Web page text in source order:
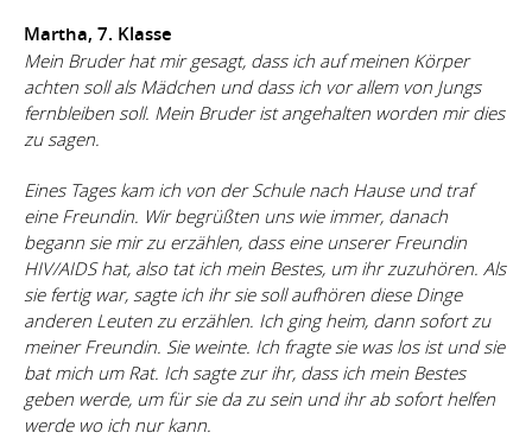
Martha, 7. Klasse
Mein Bruder hat mir gesagt, dass ich auf meinen Körper
achten soll als Mädchen und dass ich vor allem von Jungs
fernbleiben soll. Mein Bruder ist angehalten worden mir dies
zu sagen.
Eines Tages kam ich von der Schule nach Hause und traf
eine Freundin. Wir begrüßten uns wie immer, danach
begann sie mir zu erzählen, dass eine unserer Freundin
HIV/AIDS hat, also tat ich mein Bestes, um ihr zuzuhören. Als
sie fertig war, sagte ich ihr sie soll aufhören diese Dinge
anderen Leuten zu erzählen. Ich ging heim, dann sofort zu
meiner Freundin. Sie weinte. Ich fragte sie was los ist und sie
bat mich um Rat. Ich sagte zur ihr, dass ich mein Bestes
geben werde, um für sie da zu sein und ihr ab sofort helfen
werde wo ich nur kann.